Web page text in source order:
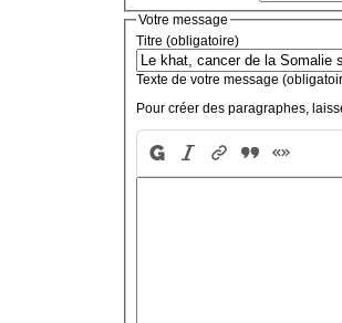
Votre message
Titre (obligatoire)
Texte de votre message
Pour créer des paragraphes,